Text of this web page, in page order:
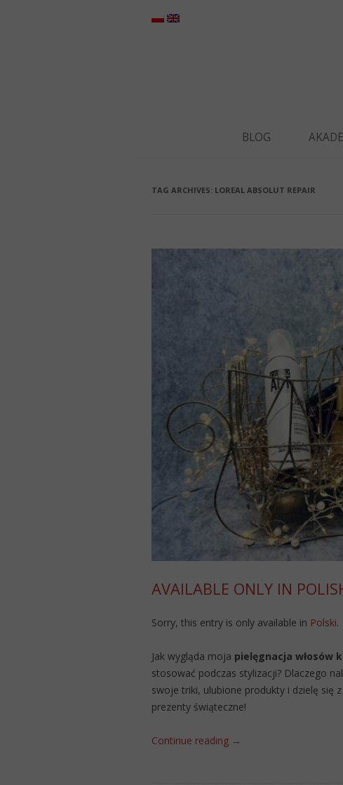
BLOG
TAG ARCHIVES: LOREAL ABSOLUT REPAIR
AVAILABLE ONLY IN
Sorry, this entry is only available in Polski.
Jak wygląda moja pielęgnacja włosów
stosować podczas stylizacji? Dlaczego
swoje triki, ulubione produkty i dzielę się
prezenty świąteczne!
Continue reading →